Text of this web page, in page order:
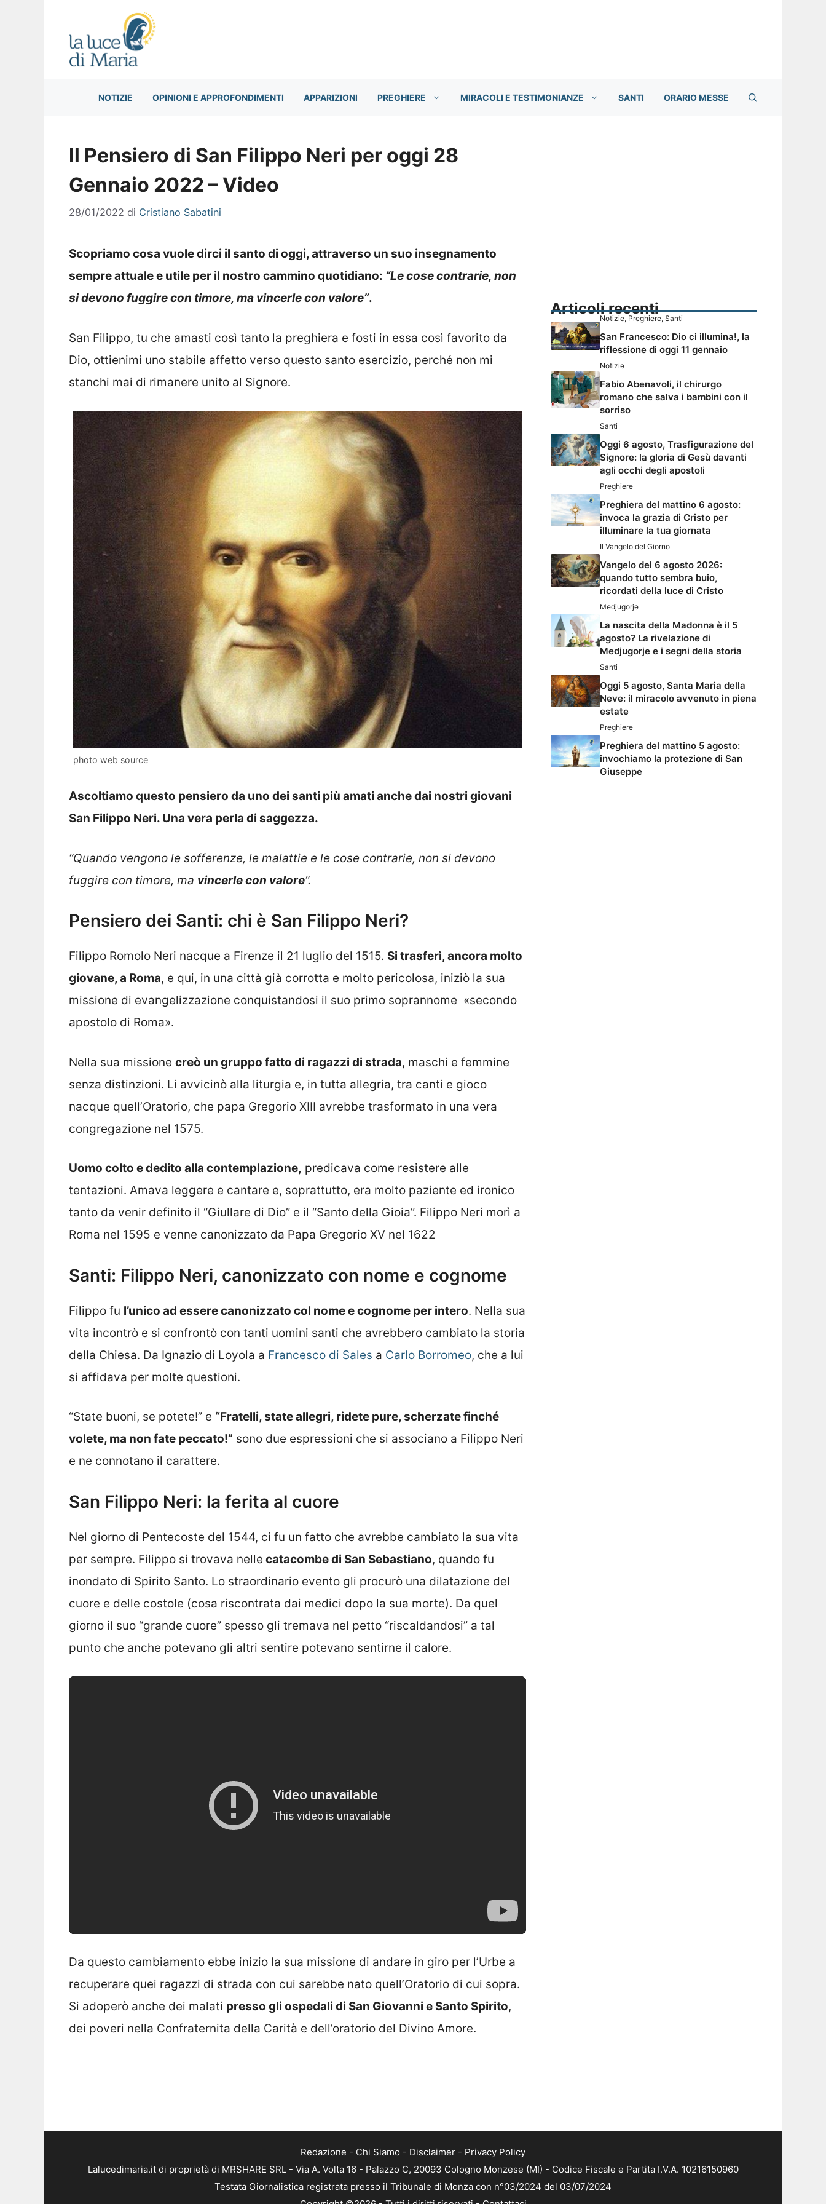
NOTIZIE OPINIONI E APPROFONDIMENTI APPARIZIONI PREGHIERE MIRACOLI E TESTIMONIANZE SANTI ORARIO MESSE
Il Pensiero di San Filippo Neri per oggi 28
Gennaio 2022 – Video
28/01/2022 di Cristiano Sabatini
Scopriamo cosa vuole dirci il santo di oggi, attraverso un suo insegnamento
sempre attuale e utile per il nostro cammino quotidiano: “Le cose contrarie, non
si devono fuggire con timore, ma vincerle con valore”.
San Filippo, tu che amasti così tanto la preghiera e fosti in essa così favorito da
Dio, ottienimi uno stabile affetto verso questo santo esercizio, perché non mi
stanchi mai di rimanere unito al Signore.
photo web source
Ascoltiamo questo pensiero da uno dei santi più amati anche dai nostri giovani
San Filippo Neri. Una vera perla di saggezza.
“Quando vengono le sofferenze, le malattie e le cose contrarie, non si devono
fuggire con timore, ma vincerle con valore“.
Pensiero dei Santi: chi è San Filippo Neri?
Filippo Romolo Neri nacque a Firenze il 21 luglio del 1515. Si trasferì, ancora molto
giovane, a Roma, e qui, in una città già corrotta e molto pericolosa, iniziò la sua
missione di evangelizzazione conquistandosi il suo primo soprannome «secondo
apostolo di Roma».
Nella sua missione creò un gruppo fatto di ragazzi di strada, maschi e femmine
senza distinzioni. Li avvicinò alla liturgia e, in tutta allegria, tra canti e gioco
nacque quell’Oratorio, che papa Gregorio XIII avrebbe trasformato in una vera
congregazione nel 1575.
Uomo colto e dedito alla contemplazione, predicava come resistere alle
tentazioni. Amava leggere e cantare e, soprattutto, era molto paziente ed ironico
tanto da venir definito il “Giullare di Dio” e il “Santo della Gioia”. Filippo Neri morì a
Roma nel 1595 e venne canonizzato da Papa Gregorio XV nel 1622
Santi: Filippo Neri, canonizzato con nome e cognome
Filippo fu l’unico ad essere canonizzato col nome e cognome per intero. Nella sua
vita incontrò e si confrontò con tanti uomini santi che avrebbero cambiato la storia
della Chiesa. Da Ignazio di Loyola a Francesco di Sales a Carlo Borromeo, che a lui
si affidava per molte questioni.
“State buoni, se potete!” e “Fratelli, state allegri, ridete pure, scherzate finché
volete, ma non fate peccato!” sono due espressioni che si associano a Filippo Neri
e ne connotano il carattere.
San Filippo Neri: la ferita al cuore
Nel giorno di Pentecoste del 1544, ci fu un fatto che avrebbe cambiato la sua vita
per sempre. Filippo si trovava nelle catacombe di San Sebastiano, quando fu
inondato di Spirito Santo. Lo straordinario evento gli procurò una dilatazione del
cuore e delle costole (cosa riscontrata dai medici dopo la sua morte). Da quel
giorno il suo “grande cuore” spesso gli tremava nel petto “riscaldandosi” a tal
punto che anche potevano gli altri sentire potevano sentirne il calore.
Da questo cambiamento ebbe inizio la sua missione di andare in giro per l’Urbe a
recuperare quei ragazzi di strada con cui sarebbe nato quell’Oratorio di cui sopra.
Si adoperò anche dei malati presso gli ospedali di San Giovanni e Santo Spirito,
dei poveri nella Confraternita della Carità e dell’oratorio del Divino Amore.
Articoli recenti
Notizie, Preghiere, Santi
San Francesco: Dio ci illumina!, la
riflessione di oggi 11 gennaio
Notizie
Fabio Abenavoli, il chirurgo
romano che salva i bambini con il
sorriso
Santi
Oggi 6 agosto, Trasfigurazione del
Signore: la gloria di Gesù davanti
agli occhi degli apostoli
Preghiere
Preghiera del mattino 6 agosto:
invoca la grazia di Cristo per
illuminare la tua giornata
Il Vangelo del Giorno
Vangelo del 6 agosto 2026:
quando tutto sembra buio,
ricordati della luce di Cristo
Medjugorje
La nascita della Madonna è il 5
agosto? La rivelazione di
Medjugorje e i segni della storia
Santi
Oggi 5 agosto, Santa Maria della
Neve: il miracolo avvenuto in piena
estate
Preghiere
Preghiera del mattino 5 agosto:
invochiamo la protezione di San
Giuseppe
Redazione - Chi Siamo - Disclaimer - Privacy Policy
Lalucedimaria.it di proprietà di MRSHARE SRL - Via A. Volta 16 - Palazzo C, 20093 Cologno Monzese (MI) - Codice Fiscale e Partita I.V.A. 10216150960
Testata Giornalistica registrata presso il Tribunale di Monza con n°03/2024 del 03/07/2024